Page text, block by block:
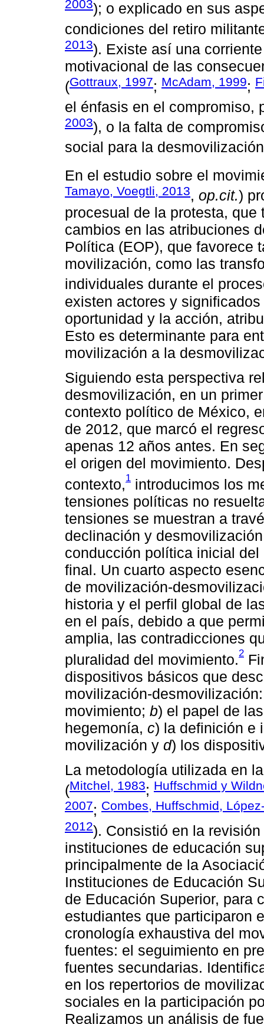
2003); o explicado en sus
condiciones del retiro
2013). Existe así una
motivacional de las
(Gottraux, 1997; McAdam, 1999;
el énfasis en el compromiso,
2003), o la falta de
social para la
En el estudio sobre el
Tamayo, Voegtli, 2013, op.cit.)
procesual de la protesta,
cambios en las atribuciones
Política (EOP), que favorece
movilización, como las
individuales durante el
existen actores y
oportunidad y la acción,
Esto es determinante para
movilización a la
Siguiendo esta perspectiva
desmovilización, en un
contexto político de México,
de 2012, que marcó el
apenas 12 años antes. En
el origen del movimiento.
contexto,1 introducimos los
tensiones políticas no
tensiones se muestran a
declinación y
conducción política inicial
final. Un cuarto aspecto
de movilización-
historia y el perfil global de
en el país, debido a que
amplia, las contradicciones
pluralidad del movimiento.2
dispositivos básicos que
movilización-
movimiento; b) el papel de
hegemonía, c) la definición e
movilización y d) los
La metodología utilizada en
(Mitchel, 1983; Huffschmid y
2007; Combes, Huffschmid,
2012). Consistió en la
instituciones de educación
principalmente de la
Instituciones de Educación
de Educación Superior, para
estudiantes que participaron
cronología exhaustiva del
fuentes: el seguimiento en
fuentes secundarias.
en los repertorios de
sociales en la participación
Realizamos un análisis de